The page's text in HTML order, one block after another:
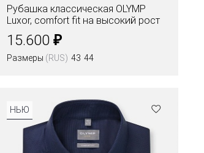
Рубашка классическая OLYMP
Luxor, comfort fit на высокий рост
15.600 ₽
Размеры (RUS) 43 44
НЬЮ